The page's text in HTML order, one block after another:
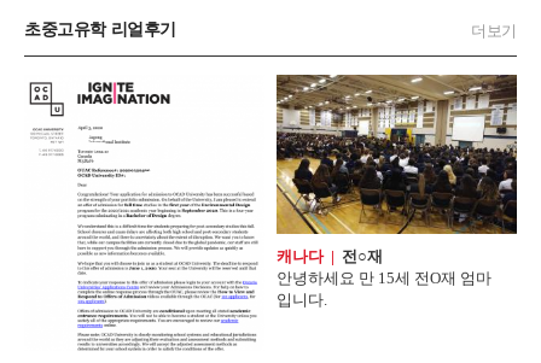
초중고유학 리얼후기 더보기
캐나다 | 전○재
안녕하세요 만 15세 전O재 엄마
입니다.